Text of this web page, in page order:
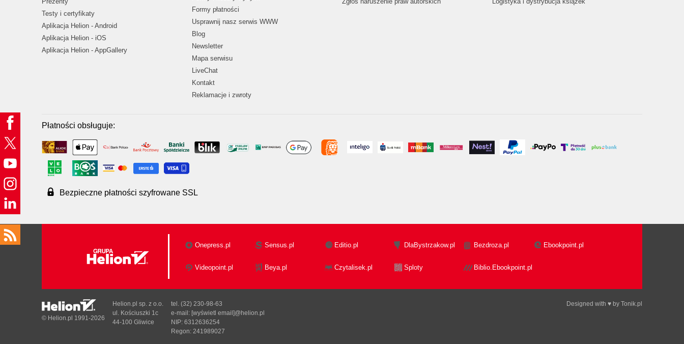
Testy i certyfikaty
Aplikacja Helion - Android
Aplikacja Helion - iOS
Aplikacja Helion - AppGallery
Formy płatności
Usprawnij nasz serwis WWW
Blog
Newsletter
Mapa serwisu
LiveChat
Kontakt
Reklamacje i zwroty
Płatności obsługuje:
Bezpieczne płatności szyfrowane SSL
Onepress.pl Sensus.pl Editio.pl DlaBystrzakow.pl Bezdroza.pl Ebookpoint.pl
Videopoint.pl Beya.pl Czytalisek.pl Sploty Biblio.Ebookpoint.pl
Designed with ♥ by Tonik.pl
© Helion.pl 1991-2026
Helion.pl sp. z o.o.
ul. Kościuszki 1c
44-100 Gliwice
tel. (32) 230-98-63
e-mail: [wyświetl email]@helion.pl
NIP: 6312636254
Regon: 241989027